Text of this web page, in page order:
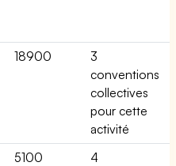
18900
3
conventions
collectives
pour cette
activité
5100
4